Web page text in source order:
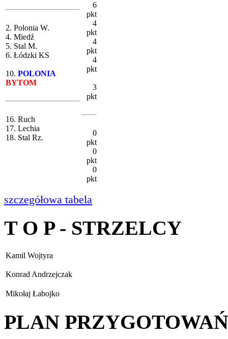
2. Polonia W.
4. Miedź
5. Stal M.
6. Łódzki KS
10. POLONIA
BYTOM
16. Ruch
17. Lechia
18. Stal Rz.
6
pkt
4
pkt
4
pkt
4
pkt
3
pkt
0
pkt
0
pkt
0
pkt
szczegółowa tabela
T O P - STRZELCY
Kamil Wojtyra
Konrad Andrzejczak
Mikołaj Łabojko
PLAN PRZYGOTOWAŃ